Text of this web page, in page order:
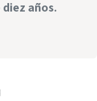
años.